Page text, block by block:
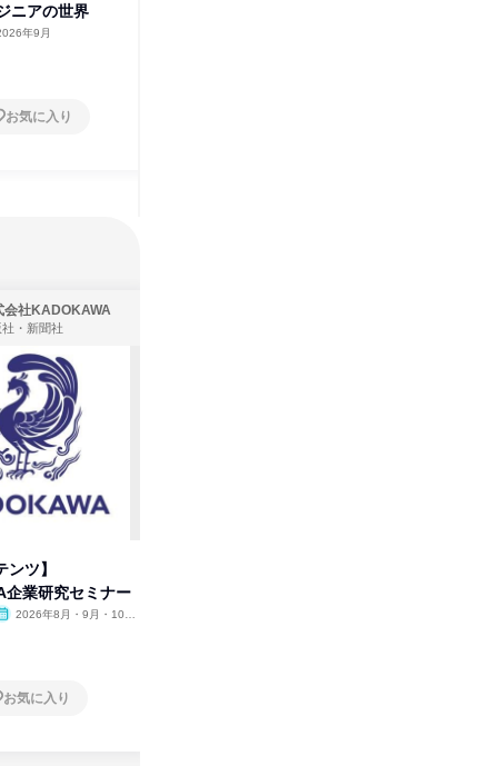
ニアの世界
年9月
お気に入り
会社KADOKAWA
・新聞社
ンツ】
企業研究セミナー
2026年8月・9月・10
お気に入り